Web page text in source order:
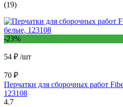
(19)
-23%
54 ₽ /шт
70 ₽
Перчатки для сборочных работ
123108
4.7